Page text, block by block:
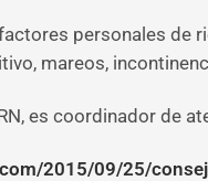
personales de
mareos,
es coordinador de
2015/09/25/